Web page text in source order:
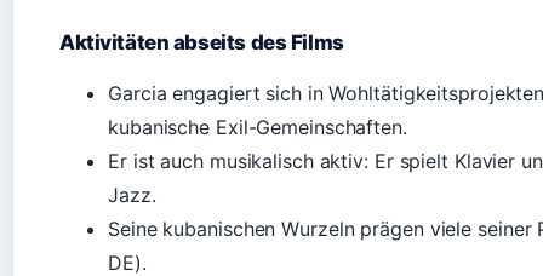
Aktivitäten abseits des Films
Garcia engagiert sich in
kubanische Exil-Gemeinschaften.
Er ist auch musikalisch aktiv: Er spielt Klavier
Jazz.
Seine kubanischen Wurzeln prägen viele
DE).